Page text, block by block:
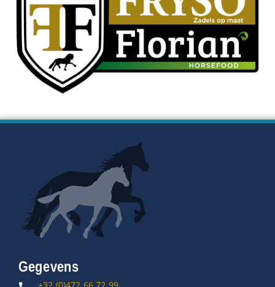
Gegevens